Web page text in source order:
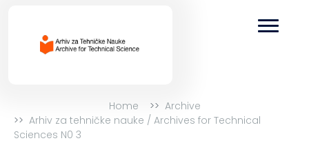
Home
Archive
Arhiv za tehničke nauke / Archives for Technical
Sciences N0 3